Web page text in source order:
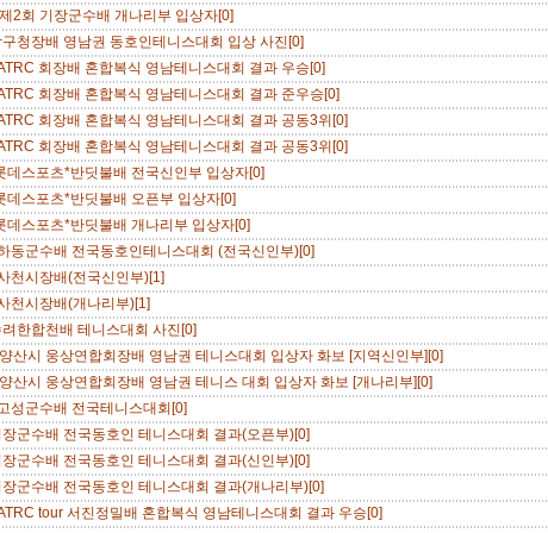
2회 기장군수배 개나리부 입상자[0]
청장배 영남권 동호인테니스대회 입상 사진[0]
회장배 혼합복식 영남테니스대회 결과 우승[0]
회장배 혼합복식 영남테니스대회 결과 준우승[0]
회장배 혼합복식 영남테니스대회 결과 공동3위[0]
회장배 혼합복식 영남테니스대회 결과 공동3위[0]
데스포츠*반딧불배 전국신인부 입상자[0]
데스포츠*반딧불배 오픈부 입상자[0]
데스포츠*반딧불배 개나리부 입상자[0]
동군수배 전국동호인테니스대회 (전국신인부)[0]
천시장배(전국신인부)[1]
천시장배(개나리부)[1]
한합천배 테니스대회 사진[0]
산시 웅상연합회장배 영남권 테니스대회 입상자 화보 [지역신인부][0]
산시 웅상연합회장배 영남권 테니스 대회 입상자 화보 [개나리부][0]
성군수배 전국테니스대회[0]
군수배 전국동호인 테니스대회 결과(오픈부)[0]
군수배 전국동호인 테니스대회 결과(신인부)[0]
군수배 전국동호인 테니스대회 결과(개나리부)[0]
tour 서진정밀배 혼합복식 영남테니스대회 결과 우승[0]